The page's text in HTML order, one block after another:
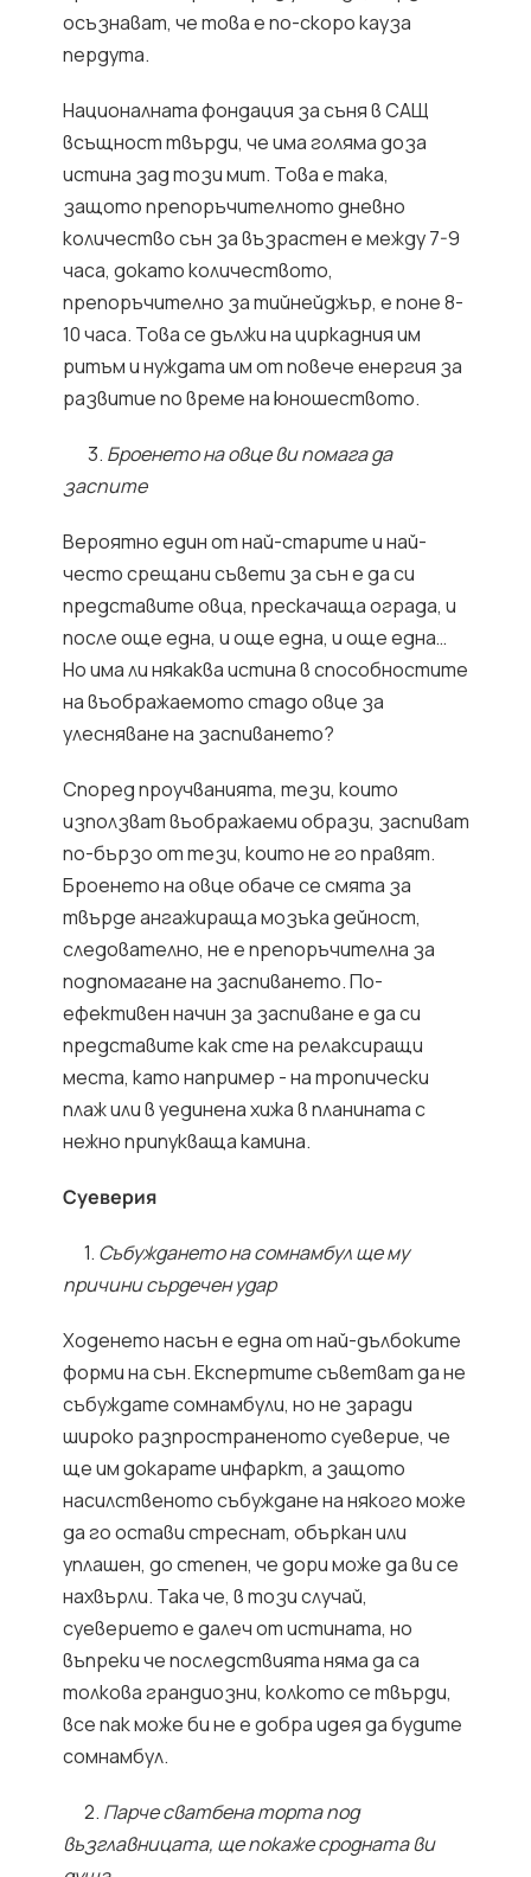
осъзнават, че това е по-скоро кауза
пердута.
Националната фондация за съня в САЩ
всъщност твърди, че има голяма доза
истина зад този мит. Това е така,
защото препоръчителното дневно
количество сън за възрастен е между 7-9
часа, докато количеството,
препоръчително за тийнейджър, е поне 8-
10 часа. Това се дължи на циркадния им
ритъм и нуждата им от повече енергия за
развитие по време на юношеството.
3. Броенето на овце ви помага да
заспите
Вероятно един от най-старите и най-
често срещани съвети за сън е да си
представите овца, прескачаща ограда, и
после още една, и още една, и още една…
Но има ли някаква истина в способностите
на въображаемото стадо овце за
улесняване на заспиването?
Според проучванията, тези, които
използват въображаеми образи, заспиват
по-бързо от тези, които не го правят.
Броенето на овце обаче се смята за
твърде ангажираща мозъка дейност,
следователно, не е препоръчителна за
подпомагане на заспиването. По-
ефективен начин за заспиване е да си
представите как сте на релаксиращи
места, като например - на тропически
плаж или в уединена хижа в планината с
нежно припукваща камина.
Суеверия
1. Събуждането на сомнамбул ще му
причини сърдечен удар
Ходенето насън е една от най-дълбоките
форми на сън. Експертите съветват да не
събуждате сомнамбули, но не заради
широко разпространеното суеверие, че
ще им докарате инфаркт, а защото
насилственото събуждане на някого може
да го остави стреснат, объркан или
уплашен, до степен, че дори може да ви се
нахвърли. Така че, в този случай,
суеверието е далеч от истината, но
въпреки че последствията няма да са
толкова грандиозни, колкото се твърди,
все пак може би не е добра идея да будите
сомнамбул.
2. Парче сватбена торта под
възглавницата, ще покаже сродната ви